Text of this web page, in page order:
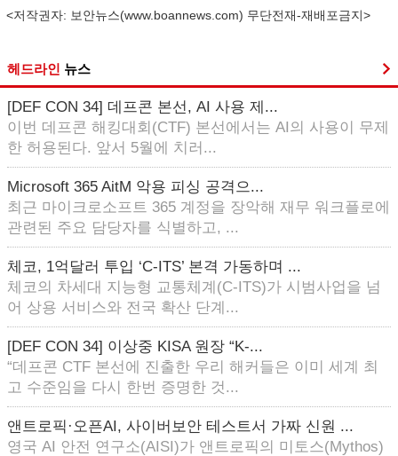
<저작권자: 보안뉴스(www.boannews.com) 무단전재-재배포금지>
헤드라인 뉴스
[DEF CON 34] 데프콘 본선, AI 사용 제...
이번 데프콘 해킹대회(CTF) 본선에서는 AI의 사용이 무제
한 허용된다. 앞서 5월에 치러...
Microsoft 365 AitM 악용 피싱 공격으...
최근 마이크로소프트 365 계정을 장악해 재무 워크플로에
관련된 주요 담당자를 식별하고, ...
체코, 1억달러 투입 ‘C-ITS’ 본격 가동하며 ...
체코의 차세대 지능형 교통체계(C-ITS)가 시범사업을 넘
어 상용 서비스와 전국 확산 단계...
[DEF CON 34] 이상중 KISA 원장 “K-...
“데프콘 CTF 본선에 진출한 우리 해커들은 이미 세계 최
고 수준임을 다시 한번 증명한 것...
앤트로픽·오픈AI, 사이버보안 테스트서 가짜 신원 ...
영국 AI 안전 연구소(AISI)가 앤트로픽의 미토스(Mythos)